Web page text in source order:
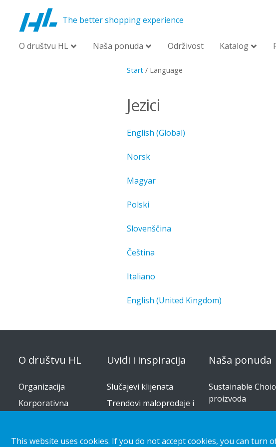
The better shopping experience
O društvu HL Naša ponuda Održivost Katalog
Start/ Language
Jezici
English (Global)
Norsk
Magyar
Polski
Slovenščina
Čeština
Italiano
English (United Kingdom)
O društvu HL
Organizacija
Korporativna
Uvidi i inspiracija
Slučajevi klijenata
Trendovi maloprodaje i
Naša ponuda
Sustainable
proizvoda
This website uses cookies. If you do not accept cookies, you can